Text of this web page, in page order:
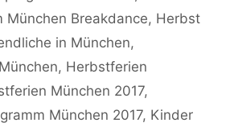
München Breakdance, Herbst
in München,
, Herbstferien
München 2017,
München 2017, Kinder